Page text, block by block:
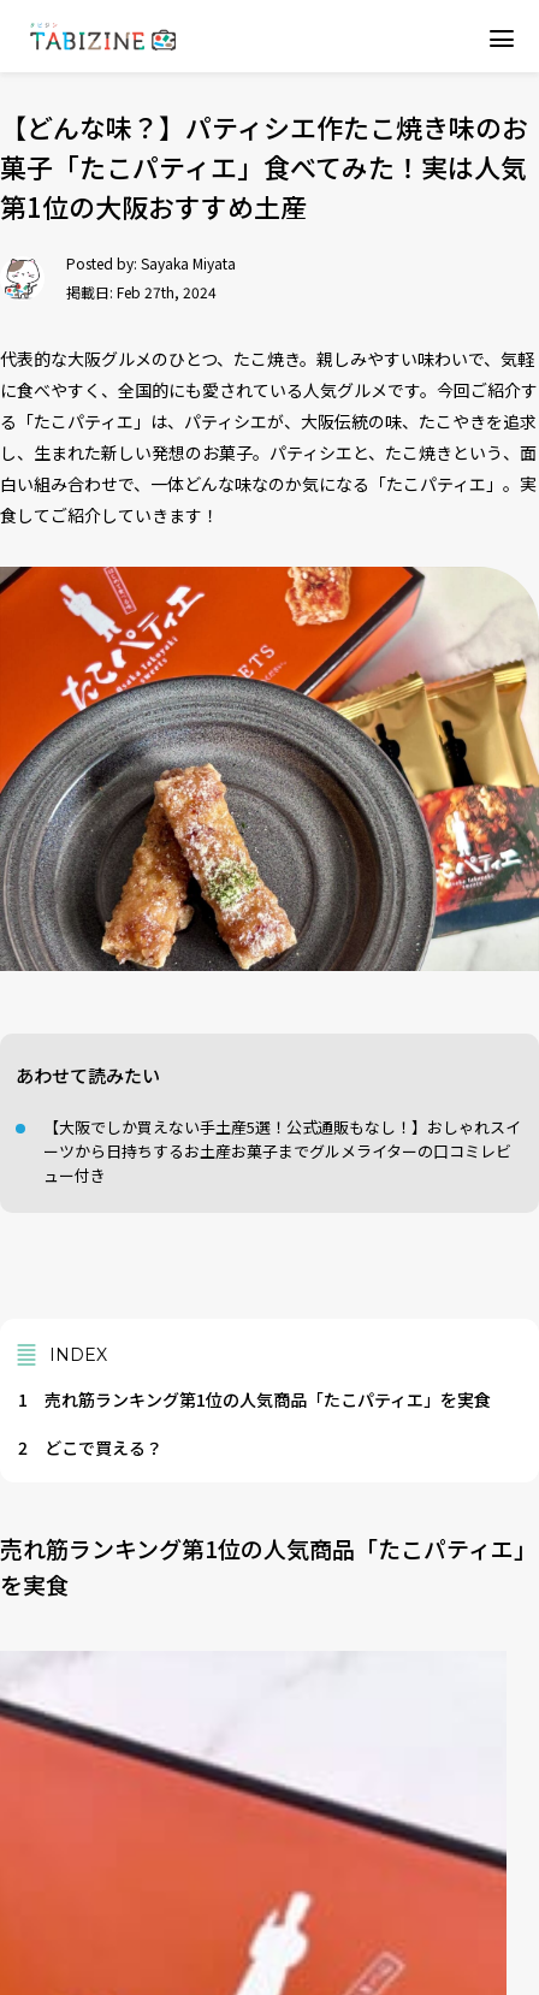
【どんな味？】パティシエ作たこ焼き味のお
菓子「たこパティエ」食べてみた！実は人気
第1位の大阪おすすめ土産
Posted by: Sayaka Miyata
掲載日: Feb 27th, 2024
代表的な大阪グルメのひとつ、たこ焼き。親しみやすい味わいで、気軽
に食べやすく、全国的にも愛されている人気グルメです。今回ご紹介す
る「たこパティエ」は、パティシエが、大阪伝統の味、たこやきを追求
し、生まれた新しい発想のお菓子。パティシエと、たこ焼きという、面
白い組み合わせで、一体どんな味なのか気になる「たこパティエ」。実
食してご紹介していきます！
あわせて読みたい
【大阪でしか買えない手土産5選！公式通販もなし！】おしゃれスイ
ーツから日持ちするお土産お菓子までグルメライターの口コミレビ
ュー付き
INDEX
1
売れ筋ランキング第1位の人気商品「たこパティエ」を実食
2
どこで買える？
売れ筋ランキング第1位の人気商品「たこパティエ」
を実食